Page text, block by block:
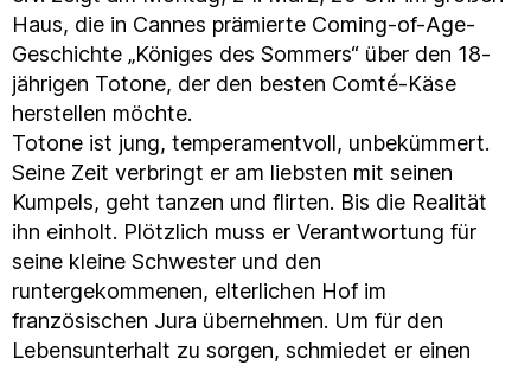
Haus, die in Cannes prämierte Coming-of-Age-
Geschichte „Königes des Sommers“ über den 18-
jährigen Totone, der den besten Comté-Käse
herstellen möchte.
Totone ist jung, temperamentvoll, unbekümmert.
Seine Zeit verbringt er am liebsten mit seinen
Kumpels, geht tanzen und flirten. Bis die Realität
ihn einholt. Plötzlich muss er Verantwortung für
seine kleine Schwester und den
runtergekommenen, elterlichen Hof im
französischen Jura übernehmen. Um für den
Lebensunterhalt zu sorgen, schmiedet er einen